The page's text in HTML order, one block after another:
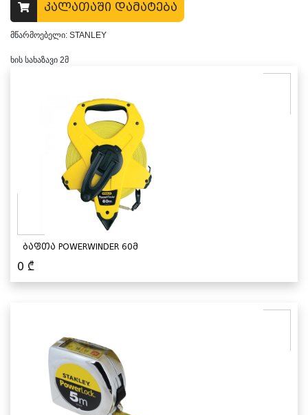
კალათაში დამატება
მწარმოებელი: STANLEY
ხის სახაზავი 2მ
ბაფთა POWERWINDER 60მ
0 ₾